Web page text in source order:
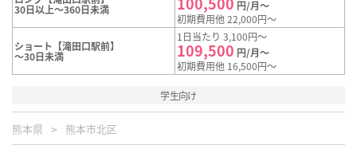
30日以上～360日未満
円/月～
初期費用他 22,000円～
ショート【滝田口駅前】
～30日未満
1日当たり 3,100円～
109,500 円/月～
初期費用他 16,500円～
学生向け
熊本県 熊本市北区